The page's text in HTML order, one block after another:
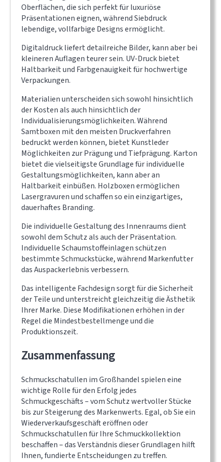
Oberflächen, die sich perfekt für luxuriöse
Präsentationen eignen, während Siebdruck
lebendige, vollfarbige Designs ermöglicht.
Digitaldruck liefert detailreiche Bilder, kann aber bei
kleineren Auflagen teurer sein. UV-Druck bietet
Haltbarkeit und Farbgenauigkeit für hochwertige
Verpackungen.
Materialien unterscheiden sich sowohl hinsichtlich
der Kosten als auch hinsichtlich der
Individualisierungsmöglichkeiten. Während
Samtboxen mit den meisten Druckverfahren
bedruckt werden können, bietet Kunstleder
Möglichkeiten zur Prägung und Tiefprägung. Karton
bietet die vielseitigste Grundlage für individuelle
Gestaltungsmöglichkeiten, kann aber an
Haltbarkeit einbüßen. Holzboxen ermöglichen
Lasergravuren und schaffen so ein einzigartiges,
dauerhaftes Branding.
Die individuelle Gestaltung des Innenraums dient
sowohl dem Schutz als auch der Präsentation.
Individuelle Schaumstoffeinlagen schützen
bestimmte Schmuckstücke, während Markenfutter
das Auspackerlebnis verbessern.
Das intelligente Fachdesign sorgt für die Sicherheit
der Teile und unterstreicht gleichzeitig die Ästhetik
Ihrer Marke. Diese Modifikationen erhöhen in der
Regel die Mindestbestellmenge und die
Produktionszeit.
Zusammenfassung
Schmuckschatullen im Großhandel spielen eine
wichtige Rolle für den Erfolg jedes
Schmuckgeschäfts – vom Schutz wertvoller Stücke
bis zur Steigerung des Markenwerts. Egal, ob Sie ein
Wiederverkaufsgeschäft eröffnen oder
Schmuckschatullen für Ihre Schmuckkollektion
beschaffen – das Verständnis dieser Grundlagen hilft
Ihnen, fundierte Entscheidungen zu treffen.